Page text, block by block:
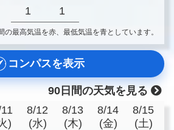
1 1
最高気温を赤、最低気温を青としています。
コンパスを表示
90日間の天気を見る
)
8/12
(水)
8/13
(木)
8/14
(金)
8/15
(土)